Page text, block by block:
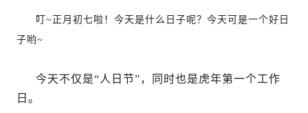
叮~正月初七啦！今天是什么日子呢？今天可是一个好日
子哟~
今天不仅是“人日节”，同时也是虎年第一个工作
日。